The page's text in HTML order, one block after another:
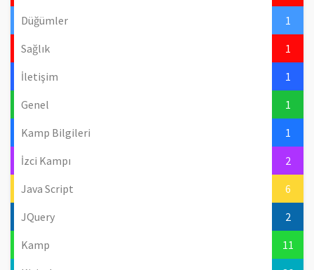
Düğümler
1
Sağlık
1
İletişim
1
Genel
1
Kamp Bilgileri
1
İzci Kampı
2
Java Script
6
JQuery
2
Kamp
11